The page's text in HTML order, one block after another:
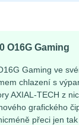
O16G Gaming
Gaming ve
chlazení s
AXIAL-TECH z
grafického
přeci jen